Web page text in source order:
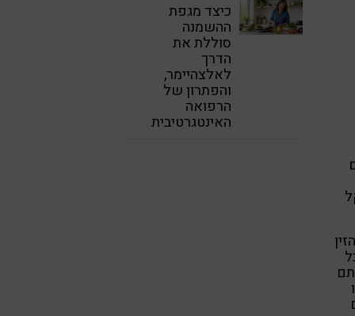
כיצד מגפת
ההשמנה
סוללת את
הדרך
לאלצהיימר,
והפתרון של
הרפואה
האינטגרטיבית